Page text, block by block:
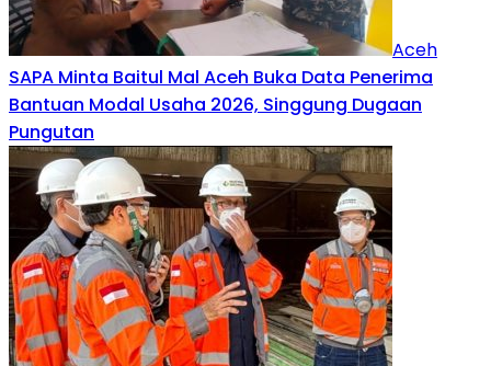
Aceh
SAPA Minta Baitul Mal Aceh Buka Data Penerima
Bantuan Modal Usaha 2026, Singgung Dugaan
Pungutan